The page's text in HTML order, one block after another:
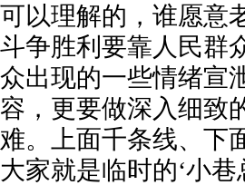
可以理解的，谁愿意
斗争胜利要靠人民群
众出现的一些情绪宣
容，更要做深入细致
难。上面千条线、下
大家就是临时的‘小